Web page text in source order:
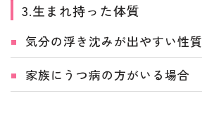
3.生まれ持った体質
気分の浮き沈みが出やすい性質
家族にうつ病の方がいる場合